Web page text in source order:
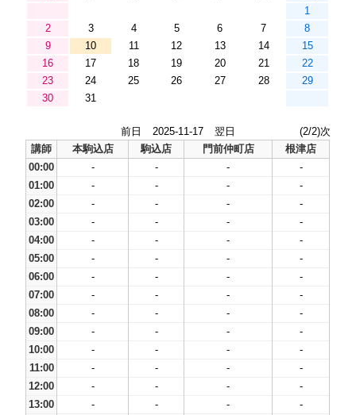
1
2
3 4 5 6 7
8
9
10 11 12 13 14
15
16
17 18 19 20 21
22
23
24 25 26 27 28
29
30
31
前日 2025-11-17 翌日
(2/2)次
講師
本駒込店 駒込店 門前仲町店
根津店
00:00
- - -
-
01:00
- - -
-
02:00
- - -
-
03:00
- - -
-
04:00
- - -
-
05:00
- - -
-
06:00
- - -
-
07:00
- - -
-
08:00
- - -
-
09:00
- - -
-
10:00
- - -
-
11:00
- - -
-
12:00
- - -
-
13:00
- - -
-